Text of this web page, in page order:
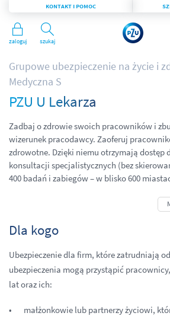
Szukaj
KONTAKT I POMOC
Zaloguj
Grupowe ubezpieczenie na życie i
Medyczna S
PZU U Lekarza
Zadbaj o zdrowie swoich pracowników i
wizerunek pracodawcy. Zaoferuj
zdrowotne. Dzięki niemu otrzymają dostęp
konsultacji specjalistycznych (bez
400 badań i zabiegów – w blisko 600
Dla kogo
Ubezpieczenie dla firm, które zatrudniają
ubezpieczenia mogą przystąpić
lat oraz ich:
małżonkowie lub partnerzy życiowi,